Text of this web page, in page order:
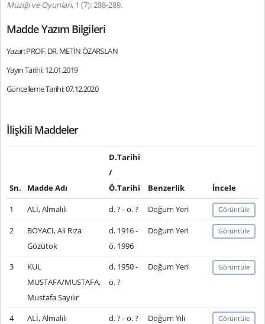
Müziği ve Oyunları, 1 (7): 288-289.
Madde Yazım Bilgileri
Yazar: PROF. DR. METİN ÖZARSLAN
Yayın Tarihi: 12.01.2019
Güncelleme Tarihi: 07.12.2020
İlişkili Maddeler
Sn. Madde Adı
D.Tarihi
/
Ö.Tarihi
Benzerlik
İncele
1
ALİ, Almalılı d. ? - ö. ? Doğum Yeri Görüntüle
2
BOYACI, Ali Rıza
Gözütok
d. 1916 -
ö. 1996
Doğum Yeri Görüntüle
3
KUL
MUSTAFA/MUSTAFA,
Mustafa Sayılır
d. 1950 -
ö. ?
Doğum Yeri Görüntüle
4 ALİ, Almalılı d. ? - ö. ? Doğum Yılı Görüntüle